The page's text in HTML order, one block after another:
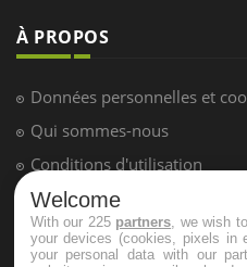
À PROPOS
Données personnelles et
Qui sommes-nous
Conditions d'utilisation
Plan du site
Mentions Légales
Welcome
With our 225 partners , we wish
your devices (cookies, pixels in
your personal data with our